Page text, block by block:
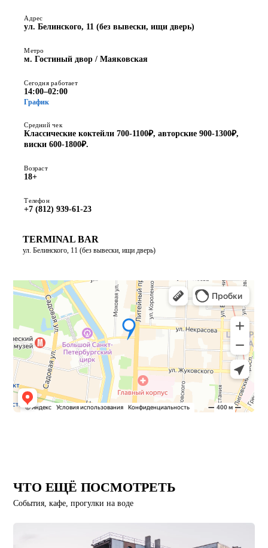
Адрес
ул. Белинского, 11 (без вывески, ищи дверь)
Метро
м. Гостиный двор / Маяковская
Сегодня работает
14:00–02:00
График
Средний чек
Классические коктейли 700-1100₽, авторские 900-1300₽,
виски 600-1800₽.
Возраст
18+
Телефон
+7 (812) 939-61-23
TERMINAL BAR
ул. Белинского, 11 (без вывески, ищи дверь)
ЧТО ЕЩЁ ПОСМОТРЕТЬ
События, кафе, прогулки на воде